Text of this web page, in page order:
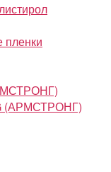
пленки
(АРМСТРОНГ)